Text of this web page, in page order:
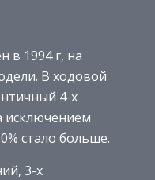
в 1994 г, на
В ходовой
4-х
исключением
стало больше.
3-x